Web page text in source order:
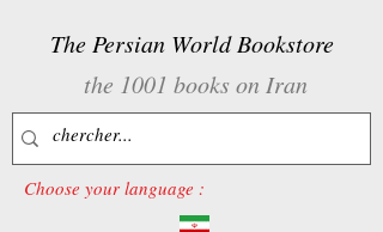
The Persian World Bookstore
the 1001 books on Iran
Choose your language :